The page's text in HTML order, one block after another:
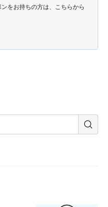
をお持ちの方は、こちらから